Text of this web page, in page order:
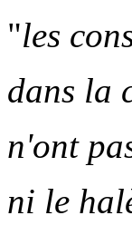
"les
dans la
n'ont
ni le